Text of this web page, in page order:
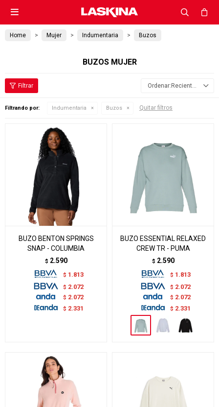

Home Mujer Indumentaria Buzos
BUZOS MUJER
Recientes
Filtrando por: Indumentaria Buzos Quitar filtros
BUZO BENTON SPRINGS
SNAP - COLUMBIA
$ 2.590
$ 1.813
$ 2.072
$ 2.072
$ 2.331
BUZO ESSENTIAL RELAXED
CREW TR - PUMA
$ 2.590
$ 1.813
$ 2.072
$ 2.072
$ 2.331